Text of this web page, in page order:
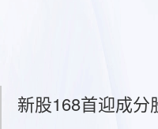
新股168首迎成